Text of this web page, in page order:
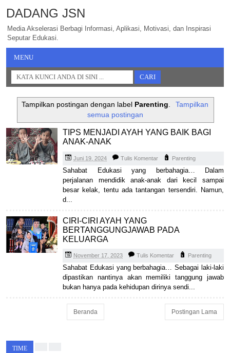
DADANG JSN
Media Akselerasi Berbagi Informasi, Aplikasi, Motivasi, dan Inspirasi
Seputar Edukasi.
MENU
Tampilkan postingan dengan label Parenting
Tampilkan
semua postingan
TIPS MENJADI AYAH YANG BAIK BAGI
ANAK-ANAK
Juni 19, 2024 Tulis Komentar Parenting
Sahabat Edukasi yang berbahagia… Dalam
perjalanan mendidik anak-anak dari kecil sampai
besar kelak, tentu ada tantangan tersendiri. Namun,
d...
CIRI-CIRI AYAH YANG
BERTANGGUNGJAWAB PADA
KELUARGA
November 17, 2023 Tulis Komentar Parenting
Sahabat Edukasi yang berbahagia… Sebagai laki-laki
dipastikan nantinya akan memiliki tanggung jawab
bukan hanya pada kehidupan dirinya sendi...
Postingan Lama
Beranda
TIME